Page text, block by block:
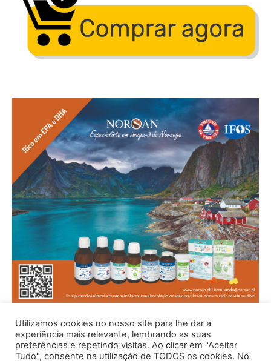
Utilizamos cookies no nosso site para lhe dar a
experiência mais relevante, lembrando as suas
preferências e repetindo visitas. Ao clicar em "Aceitar
Tudo", consente na utilização de TODOS os cookies. No